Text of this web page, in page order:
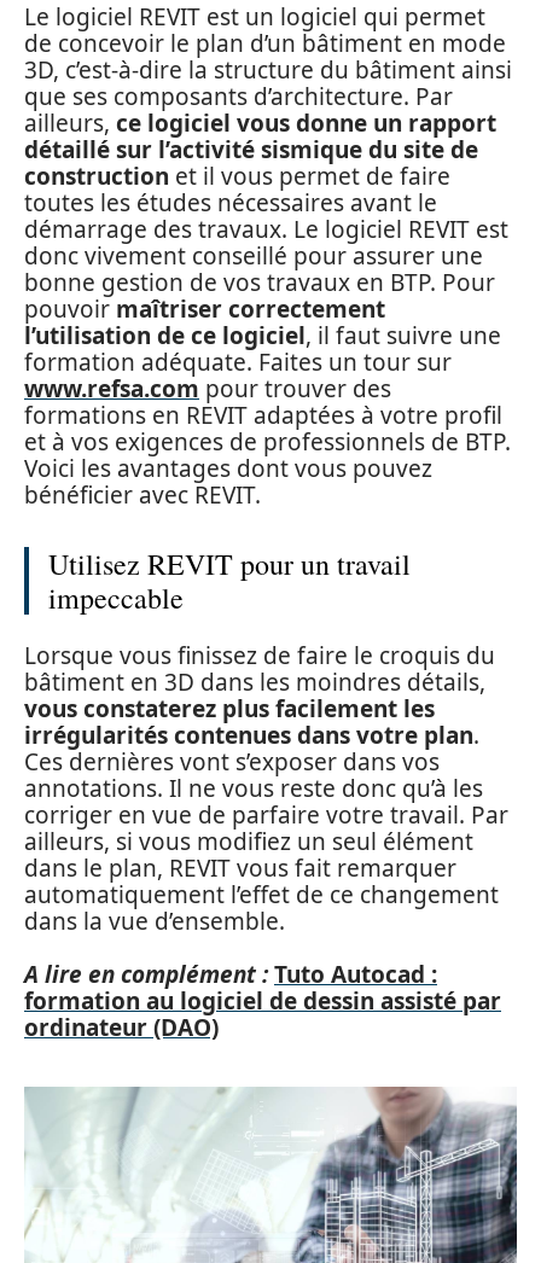
Le logiciel REVIT est un logiciel qui permet
de concevoir le plan d’un bâtiment en mode
3D, c’est-à-dire la structure du bâtiment ainsi
que ses composants d’architecture. Par
ailleurs, ce logiciel vous donne un rapport
détaillé sur l’activité sismique du site de
construction et il vous permet de faire
toutes les études nécessaires avant le
démarrage des travaux. Le logiciel REVIT est
donc vivement conseillé pour assurer une
bonne gestion de vos travaux en BTP. Pour
pouvoir maîtriser correctement
l’utilisation de ce logiciel, il faut suivre une
formation adéquate. Faites un tour sur
www.refsa.com pour trouver des
formations en REVIT adaptées à votre profil
et à vos exigences de professionnels de BTP.
Voici les avantages dont vous pouvez
bénéficier avec REVIT.
Utilisez REVIT pour un travail
impeccable
Lorsque vous finissez de faire le croquis du
bâtiment en 3D dans les moindres détails,
vous constaterez plus facilement les
irrégularités contenues dans votre plan.
Ces dernières vont s’exposer dans vos
annotations. Il ne vous reste donc qu’à les
corriger en vue de parfaire votre travail. Par
ailleurs, si vous modifiez un seul élément
dans le plan, REVIT vous fait remarquer
automatiquement l’effet de ce changement
dans la vue d’ensemble.
A lire en complément :Tuto Autocad :
formation au logiciel de dessin assisté par
ordinateur (DAO)